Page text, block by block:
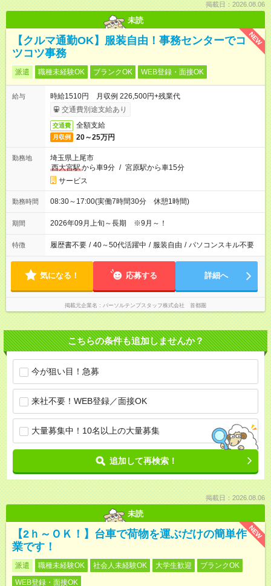
掲載日：2026.08.06
未読
NEW
【クルマ通勤OK】服装自由！事務センターでコ
ツコツ事務
派遣 職種未経験OK ブランクOK WEB登録・面接OK
給与
時給1510円 月収例 226,500円+残業代
交通費別途支給あり
交通費 全額支給
月収例 20～25万円
勤務地
埼玉県上尾市
西大宮駅から車9分 / 宮原駅から車15分
サービス
勤務時間 08:30～17:00(実働7時間30分 休憩1時間)
期間 2026年09月上旬～長期 ※9月～！
特徴 履歴書不要 / 40～50代活躍中 / 服装自由 / パソコンスキル不要
気になる！ 応募する 詳細へ
掲載元企業名 パーソルテンプスタッフ株式会社 首都圏
こちらの条件も追加しませんか？
今が狙い目！急募
来社不要！WEB登録／面接OK
大量募集中！10名以上の大量募集
追加して再検索！
掲載日：2026.08.06
未読
NEW
【2ｈ～ＯＫ！】台車で荷物を運ぶだけの簡単作
業です！
派遣 職種未経験OK 社会人未経験OK 大学生歓迎
ブランクOK
WEB登録・面接OK